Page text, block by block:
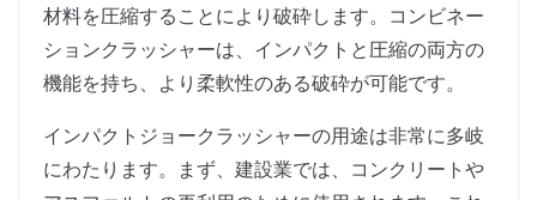
材料を圧縮することにより破砕します。コンビネー
ションクラッシャーは、インパクトと圧縮の両方の
機能を持ち、より柔軟性のある破砕が可能です。
インパクトジョークラッシャーの用途は非常に多岐
にわたります。まず、建設業では、コンクリートや